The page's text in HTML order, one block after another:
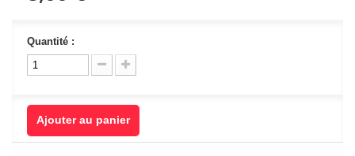
Quantité :
Ajouter au panier